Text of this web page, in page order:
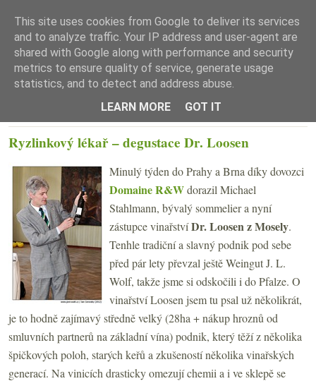
☰ Menu
Ryzlinkový lékař – degustace Dr. Loosen
Minulý týden do Prahy a Brna díky dovozci
Domaine R&Wdorazil Michael
Stahlmann, bývalý sommelier a nyní
zástupce vinařstvíDr. Loosen z Mosely.
Tenhle tradiční a slavný podnik pod sebe
před pár lety převzal ještě Weingut J. L.
Wolf, takže jsme si odskočili i do Pfalze. O
vinařství Loosen jsem tu psal už několikrát,
je to hodně zajímavý středně velký (28ha + nákup hroznů od
smluvních partnerů na základní vína) podnik, který těží z několika
špičkových poloh, starých keřů a zkušeností několika vinařských
generací. Na vinicích drasticky omezují chemii a i ve sklepě se
This site uses cookies from Google to deliver its services
and to analyze traffic. Your IP address and user-agent are
shared with Google along with performance and security
metrics to ensure quality of service, generate usage
statistics, and to detect and address abuse.
LEARN MORE
GOT IT